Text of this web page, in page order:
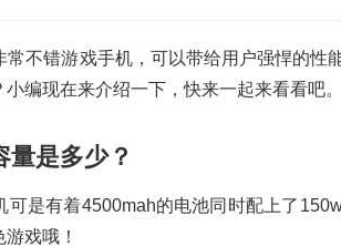
常不错游戏手机，可以带给用户强悍的性
编现在来介绍一下，快来一起来看看吧。
是多少？
可是有着4500mah的电池同时配上了
戏哦！